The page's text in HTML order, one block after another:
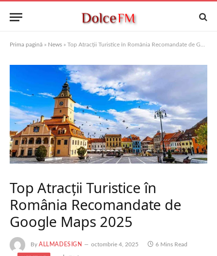
Prima pagină » News » Top Atracții Turistice în România Recomandate de Google Maps 2025
Top Atracții Turistice în
România Recomandate de
Google Maps 2025
By ALLMADESIGN octombrie 4, 2025 6 Mins Read